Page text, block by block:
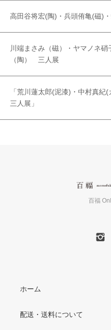
高田谷将宏(陶)・兵頭侑亀(磁)
川端まさみ（磁）・ヤマノネ
（陶） 三人展
「荒川蓮太郎(泥漆)・中村真
三人展」
百福
ホーム
配送・送料について